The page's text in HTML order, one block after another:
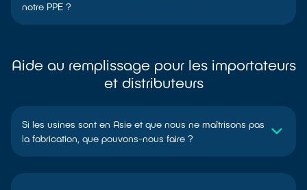
notre PPE ?
Aide au remplissage pour les importateurs
et distributeurs
Si les usines sont en Asie et que nous ne maîtrisons pas
la fabrication, que pouvons-nous faire ?